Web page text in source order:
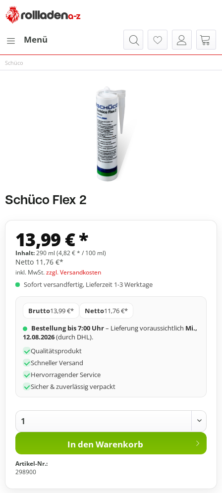
Menü
Schüco
Schüco Flex 2
13,99 € *
Inhalt:290 ml (4,82 € * / 100 ml)
Netto 11,76 €*
inkl. MwSt.zzgl. Versandkosten
Sofort versandfertig, Lieferzeit 1-3 Werktage
Brutto13,99 €* Netto11,76 €*
Bestellung bis 7:00 Uhr– Lieferung voraussichtlich Mi.,
12.08.2026(durch DHL).
Qualitätsprodukt
Schneller Versand
Hervorragender Service
Sicher & zuverlässig verpackt
In den Warenkorb
Artikel-Nr.:
298900